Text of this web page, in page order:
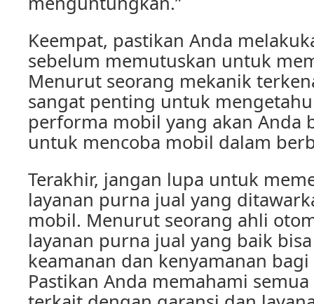
Keempat, pastikan Anda
sebelum memutuskan untuk
Menurut seorang mekanik
sangat penting untuk
performa mobil yang akan Anda
untuk mencoba mobil dalam
Terakhir, jangan lupa untuk
layanan purna jual yang
mobil. Menurut seorang ahli
layanan purna jual yang baik
keamanan dan kenyamanan
Pastikan Anda memahami